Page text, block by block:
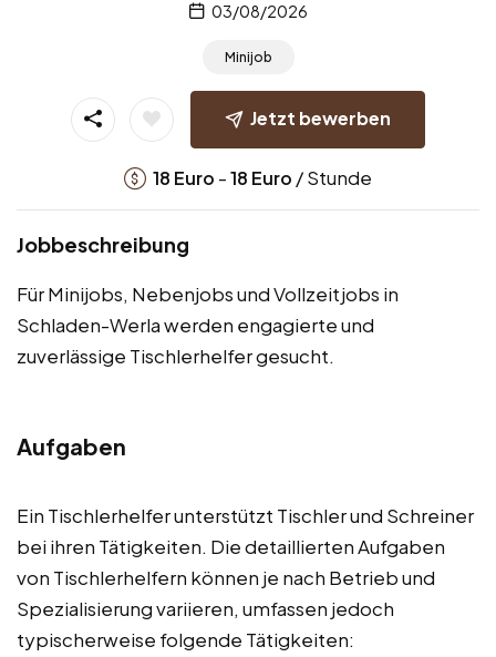
03/08/2026
Minijob
Jetzt bewerben
18 Euro -18 Euro / Stunde
Jobbeschreibung
Für Minijobs, Nebenjobs und Vollzeitjobs in
Schladen-Werla werden engagierte und
zuverlässige Tischlerhelfer gesucht.
Aufgaben
Ein Tischlerhelfer unterstützt Tischler und Schreiner
bei ihren Tätigkeiten. Die detaillierten Aufgaben
von Tischlerhelfern können je nach Betrieb und
Spezialisierung variieren, umfassen jedoch
typischerweise folgende Tätigkeiten: